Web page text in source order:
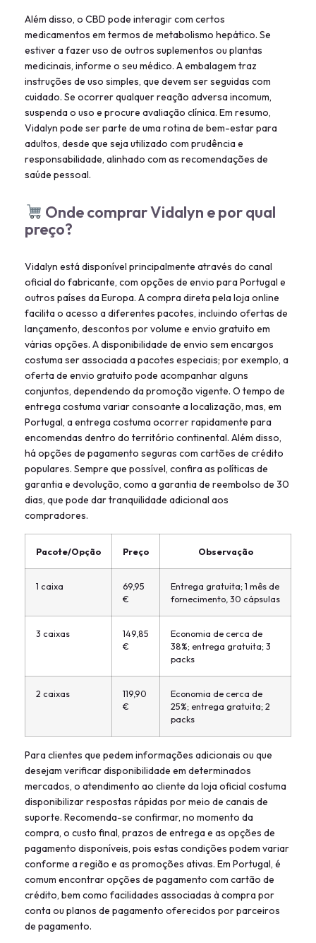
Além disso, o CBD pode interagir com certos
medicamentos em termos de metabolismo hepático. Se
estiver a fazer uso de outros suplementos ou plantas
medicinais, informe o seu médico. A embalagem traz
instruções de uso simples, que devem ser seguidas com
cuidado. Se ocorrer qualquer reação adversa incomum,
suspenda o uso e procure avaliação clínica. Em resumo,
Vidalyn pode ser parte de uma rotina de bem-estar para
adultos, desde que seja utilizado com prudência e
responsabilidade, alinhado com as recomendações de
saúde pessoal.
Onde comprar Vidalyn e por qual
preço?
Vidalyn está disponível principalmente através do canal
oficial do fabricante, com opções de envio para Portugal e
outros países da Europa. A compra direta pela loja online
facilita o acesso a diferentes pacotes, incluindo ofertas de
lançamento, descontos por volume e envio gratuito em
várias opções. A disponibilidade de envio sem encargos
costuma ser associada a pacotes especiais; por exemplo, a
oferta de envio gratuito pode acompanhar alguns
conjuntos, dependendo da promoção vigente. O tempo de
entrega costuma variar consoante a localização, mas, em
Portugal, a entrega costuma ocorrer rapidamente para
encomendas dentro do território continental. Além disso,
há opções de pagamento seguras com cartões de crédito
populares. Sempre que possível, confira as políticas de
garantia e devolução, como a garantia de reembolso de 30
dias, que pode dar tranquilidade adicional aos
compradores.
Pacote/Opção Preço Observação
1 caixa
69,95
€
Entrega gratuita; 1 mês de
fornecimento, 30 cápsulas
3 caixas
149,85
€
Economia de cerca de
38%; entrega gratuita; 3
packs
2 caixas
119,90
€
Economia de cerca de
25%; entrega gratuita; 2
packs
Para clientes que pedem informações adicionais ou que
desejam verificar disponibilidade em determinados
mercados, o atendimento ao cliente da loja oficial costuma
disponibilizar respostas rápidas por meio de canais de
suporte. Recomenda-se confirmar, no momento da
compra, o custo final, prazos de entrega e as opções de
pagamento disponíveis, pois estas condições podem variar
conforme a região e as promoções ativas. Em Portugal, é
comum encontrar opções de pagamento com cartão de
crédito, bem como facilidades associadas à compra por
conta ou planos de pagamento oferecidos por parceiros
de pagamento.